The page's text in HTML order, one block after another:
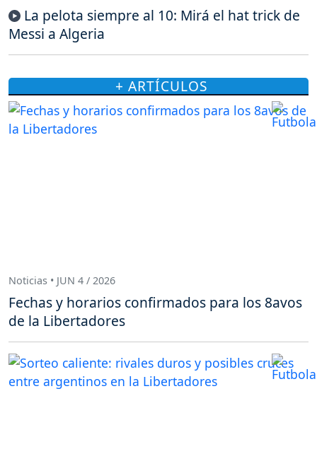
La pelota siempre al 10: Mirá el hat trick de
Messi a Algeria
+ ARTÍCULOS
Noticias • JUN 4 / 2026
Fechas y horarios confirmados para los 8avos
de la Libertadores